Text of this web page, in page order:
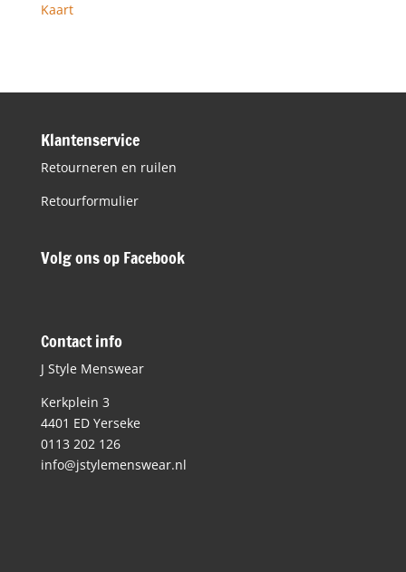
Kaart
Klantenservice
Retourneren en ruilen
Retourformulier
Volg ons op Facebook
Contact info
J Style Menswear
Kerkplein 3
4401 ED Yerseke
0113 202 126
info@jstylemenswear.nl